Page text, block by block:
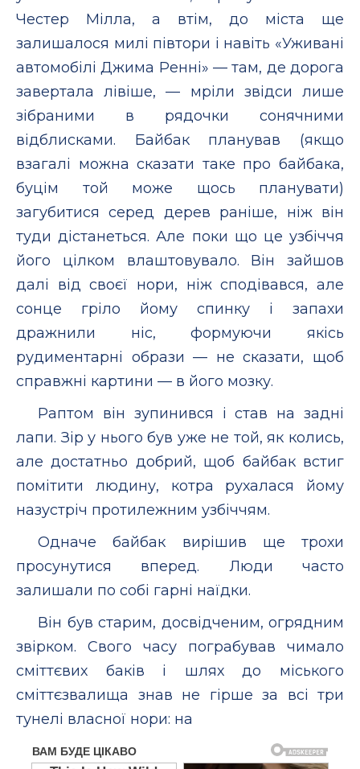
Честер Мілла, а втім, до міста ще
залишалося милі півтори і навіть «Уживані
автомобілі Джима Ренні» — там, де дорога
завертала лівіше, — мріли звідси лише
зібраними в рядочки сонячними
відблисками. Байбак планував (якщо
взагалі можна сказати таке про байбака,
буцім той може щось планувати)
загубитися серед дерев раніше, ніж він
туди дістанеться. Але поки що це узбіччя
його цілком влаштовувало. Він зайшов
далі від своєї нори, ніж сподівався, але
сонце гріло йому спинку і запахи
дражнили ніс, формуючи якісь
рудиментарні образи — не сказати, щоб
справжні картини — в його мозку.
Раптом він зупинився і став на задні
лапи. Зір у нього був уже не той, як колись,
але достатньо добрий, щоб байбак встиг
помітити людину, котра рухалася йому
назустріч протилежним узбіччям.
Одначе байбак вирішив ще трохи
просунутися вперед. Люди часто
залишали по собі гарні наїдки.
Він був старим, досвідченим, огрядним
звірком. Свого часу пограбував чимало
сміттєвих баків і шлях до міського
сміттєзвалища знав не гірше за всі три
тунелі власної нори: на